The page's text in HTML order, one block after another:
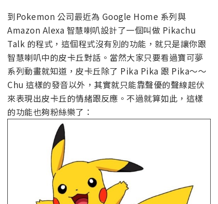
到Pokemon 公司最近為 Google Home 系列與
Amazon Alexa 智慧喇叭設計了一個叫做 Pikachu
Talk 的程式，這個程式沒有別的功能，就只是讓你跟
智慧喇叭中的皮卡丘對話。當然大家只要看過寶可夢
系列動畫就知道，皮卡丘除了 Pika Pika 跟 Pika～～
Chu 這樣的發音以外，其實就只能靠聲優的聲線起伏
來表現出皮卡丘的情緒跟反應。不過就算如此，這樣
的功能也夠粉絲樂了：